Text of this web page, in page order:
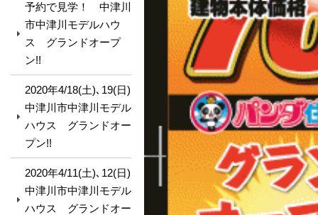
予約で見学！ 中津川
市中津川モデルハウ
ス グランドオープ
ン!!
2020年4/18(土)､19(日)
中津川市中津川モデル
ハウス グランドオー
プン!!
2020年4/11(土)､12(日)
中津川市中津川モデル
ハウス グランドオー